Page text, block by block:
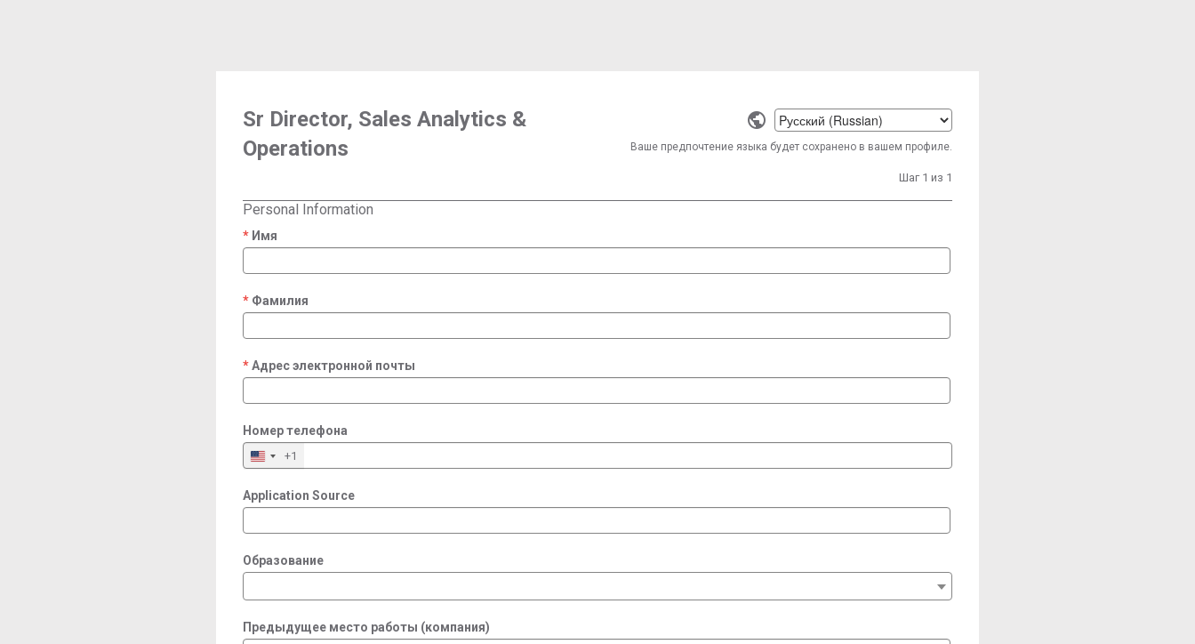
Select
a
language
Ваше предпочтение языка будет сохранено в вашем профиле.
Sr Director, Sales Analytics &
Operations
Шаг 1 из 1
Personal Information
Имя
required
Фамилия
required
Адрес электронной почты
required
Номер телефона
+1
Application Source
Образование
Предыдущее место работы (компания)